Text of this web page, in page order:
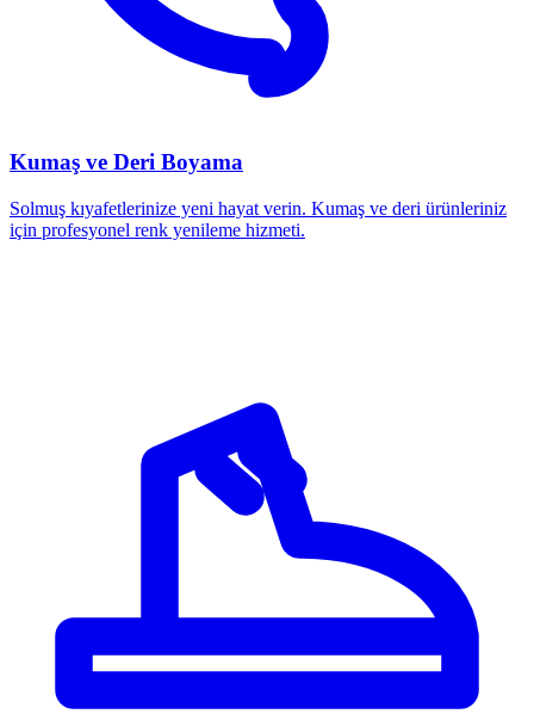
Kumaş ve Deri Boyama
Solmuş kıyafetlerinize yeni hayat verin. Kumaş ve deri ürünleriniz
için profesyonel renk yenileme hizmeti.